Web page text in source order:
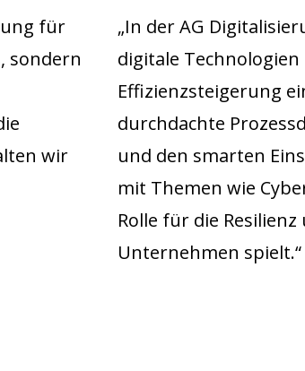
für
sondern
wir
„In der AG
digitale
Effizienzsteigerung
durchdachte
und den smarten
mit Themen wie
Rolle für die
Unternehmen spielt.“